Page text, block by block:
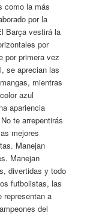
como la más
por la
Barça vestirá la
por
por primera vez
se aprecian las
mientras
azul
apariencia
te arrepentirás
mejores
Manejan
Manejan
divertidas y todo
futbolistas, las
representan a
del